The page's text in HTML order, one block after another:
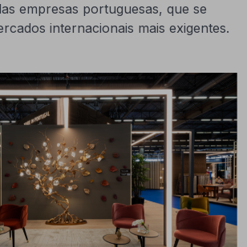
empresas portuguesas, que se
internacionais mais exigentes.